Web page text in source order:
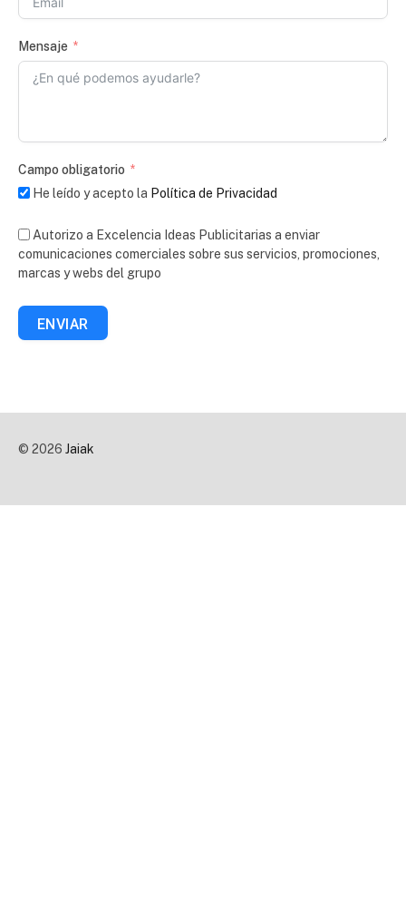
Mensaje
Campo obligatorio
He leído y acepto la Política de Privacidad
Autorizo a Excelencia Ideas Publicitarias a enviar
comunicaciones comerciales sobre sus servicios, promociones,
marcas y webs del grupo
ENVIAR
© 2026 Jaiak